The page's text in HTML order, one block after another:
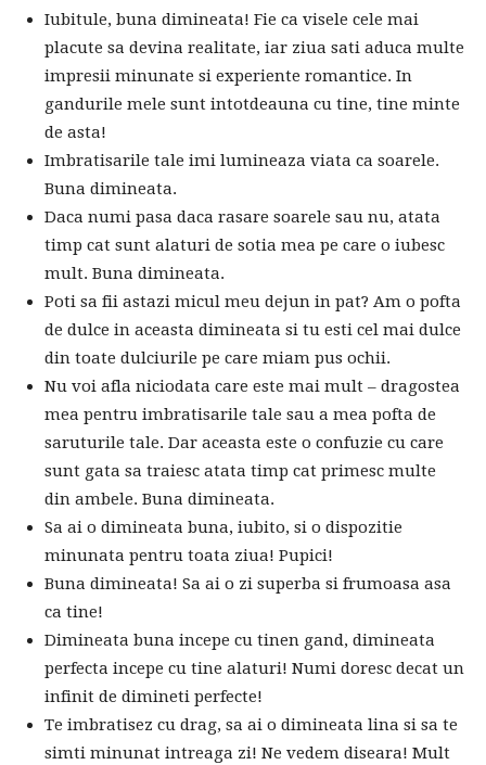
Iubitule, buna dimineata! Fie ca visele cele mai
placute sa devina realitate, iar ziua sati aduca multe
impresii minunate si experiente romantice. In
gandurile mele sunt intotdeauna cu tine, tine minte
de asta!
Imbratisarile tale imi lumineaza viata ca soarele.
Buna dimineata.
Daca numi pasa daca rasare soarele sau nu, atata
timp cat sunt alaturi de sotia mea pe care o iubesc
mult. Buna dimineata.
Poti sa fii astazi micul meu dejun in pat? Am o pofta
de dulce in aceasta dimineata si tu esti cel mai dulce
din toate dulciurile pe care miam pus ochii.
Nu voi afla niciodata care este mai mult – dragostea
mea pentru imbratisarile tale sau a mea pofta de
saruturile tale. Dar aceasta este o confuzie cu care
sunt gata sa traiesc atata timp cat primesc multe
din ambele. Buna dimineata.
Sa ai o dimineata buna, iubito, si o dispozitie
minunata pentru toata ziua! Pupici!
Buna dimineata! Sa ai o zi superba si frumoasa asa
ca tine!
Dimineata buna incepe cu tinen gand, dimineata
perfecta incepe cu tine alaturi! Numi doresc decat un
infinit de dimineti perfecte!
Te imbratisez cu drag, sa ai o dimineata lina si sa te
simti minunat intreaga zi! Ne vedem diseara! Mult